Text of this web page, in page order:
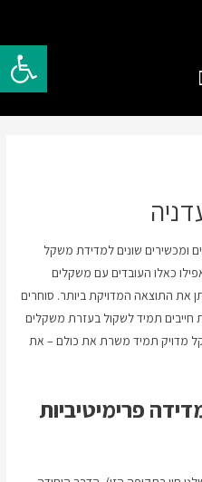
פתח
ומכשירים שונים למדידת משקל
כאלו העובדים עם משקלים
את התוצאה המדויקת ביותר. סוחרים
חייבים תמיד לשקול בעזרת משקלים
מדויק תמיד משרת את כולם – את
פרימיטיביות